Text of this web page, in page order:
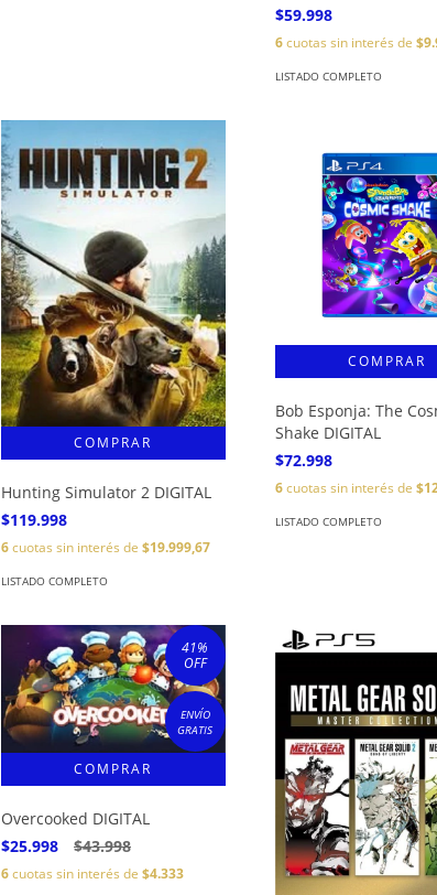
$59.998
6cuotas sin interés de
LISTADO COMPLETO
Hunting Simulator 2 DIGITAL
$119.998
6cuotas sin interés de $19.999,67
LISTADO COMPLETO
Bob Esponja: The
Shake DIGITAL
$72.998
6cuotas sin interés de
LISTADO COMPLETO
41%
OFF
ENVÍO
GRATIS
Overcooked DIGITAL
$25.998
$43.998
6cuotas sin interés de $4.333